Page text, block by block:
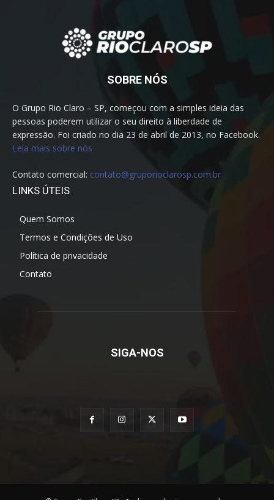
SOBRE NÓS
O Grupo Rio Claro – SP, começou com a simples ideia das
pessoas poderem utilizar o seu direito à liberdade de
expressão. Foi criado no dia 23 de abril de 2013, no Facebook.
Leia mais sobre nós
Contato comercial: contato@gruporioclarosp.com.br
LINKS ÚTEIS
Quem Somos
Termos e Condições de Uso
Política de privacidade
Contato
SIGA-NOS